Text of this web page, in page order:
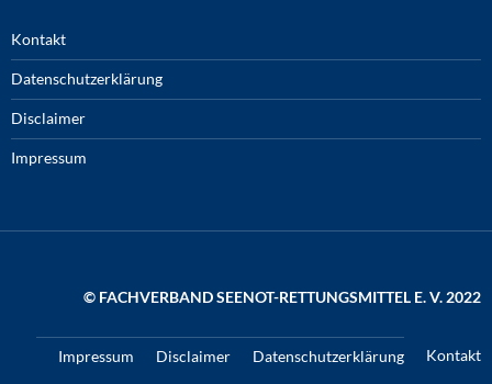
Kontakt
Datenschutzerklärung
Disclaimer
Impressum
© FACHVERBAND SEENOT-RETTUNGSMITTEL E. V. 2022
Kontakt
Datenschutzerklärung
Disclaimer
Impressum